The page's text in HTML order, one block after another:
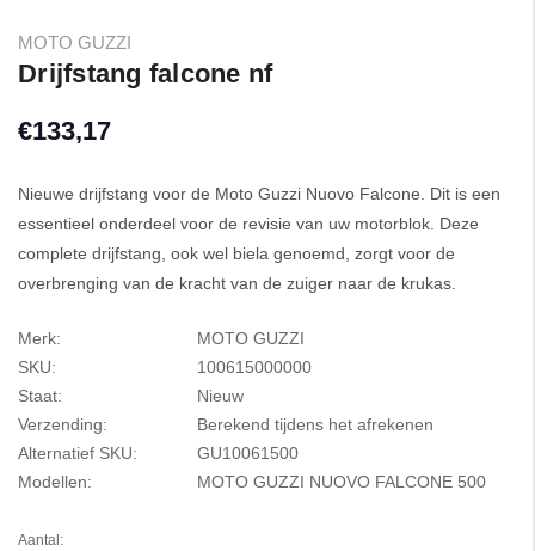
MOTO GUZZI
Drijfstang falcone nf
€133,17
Nieuwe drijfstang voor de Moto Guzzi Nuovo Falcone. Dit is een
essentieel onderdeel voor de revisie van uw motorblok. Deze
complete drijfstang, ook wel biela genoemd, zorgt voor de
overbrenging van de kracht van de zuiger naar de krukas.
Merk:
MOTO GUZZI
SKU:
100615000000
Staat:
Nieuw
Verzending:
Berekend tijdens het afrekenen
Alternatief SKU:
GU10061500
Modellen:
MOTO GUZZI NUOVO FALCONE 500
Aantal: